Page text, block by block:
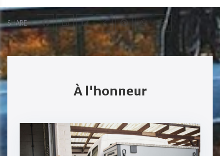
SHARE
À l'honneur